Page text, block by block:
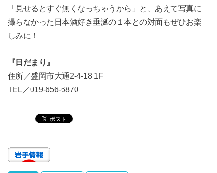
「見せるとすぐ無くなっちゃうから」と、あえて写真に
撮らなかった日本酒好き垂涎の１本との対面もぜひお楽
しみに！
『日だまり』
住所／盛岡市大通2-4-18 1F
TEL／019-656-6870